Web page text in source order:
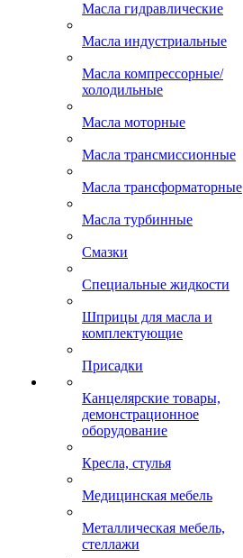
Масла гидравлические
Масла индустриальные
Масла компрессорные/
холодильные
Масла моторные
Масла трансмиссионные
Масла трансформаторные
Масла турбинные
Смазки
Специальные жидкости
Шприцы для масла и
комплектующие
Присадки
Канцелярские товары,
демонстрационное
оборудование
Кресла, стулья
Медицинская мебель
Металлическая мебель,
стеллажи